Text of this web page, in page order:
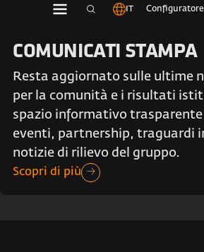
IT Configuratore
COMUNICATI STAMPA
Resta aggiornato sulle ultime
per la comunità e i risultati
spazio informativo trasparente
eventi, partnership, traguardi
notizie di rilievo del gruppo.
Scopri di più